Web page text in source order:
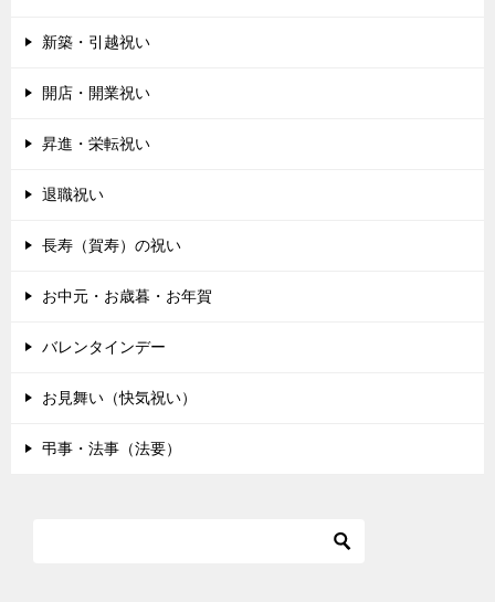
新築・引越祝い
開店・開業祝い
昇進・栄転祝い
退職祝い
長寿（賀寿）の祝い
お中元・お歳暮・お年賀
バレンタインデー
お見舞い（快気祝い）
弔事・法事（法要）